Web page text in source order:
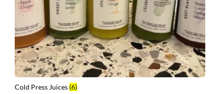
Cold Press Juices (6)